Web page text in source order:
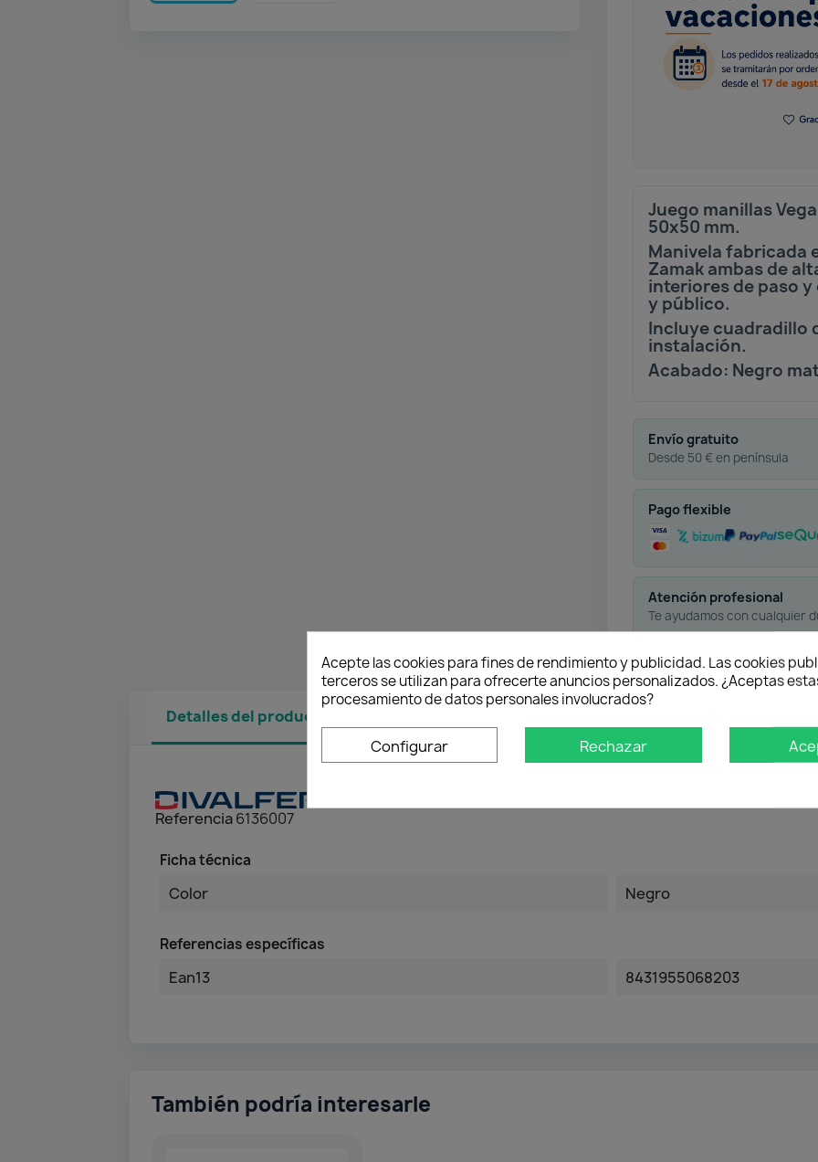
Juego manillas
50x50 mm.
Manivela fabricada
Zamak ambas de
interiores de paso
y público.
Incluye cuadradillo
instalación.
Acabado: Negro
Envío gratuito
Desde 50 € en península
Pago flexible
Atención profesional
Te ayudamos con cualquier
Detalles del producto
Referencia6136007
Ficha técnica
Color Negro
Referencias específicas
Ean13 8431955068203
También podría interesarle
Acepte las cookies para fines de rendimiento y publicidad. Las cookies
terceros se utilizan para ofrecerte anuncios personalizados. ¿Aceptas
procesamiento de datos personales involucrados?
Configurar Rechazar